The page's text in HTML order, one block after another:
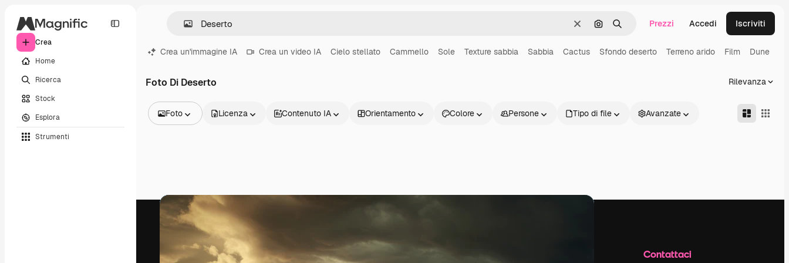
Crea
Home
Ricerca
Stock
Esplora
Strumenti
CancellaCerca per immagine
Ricerca Prezzi Accedi Iscriviti
Crea un'immagine IA Crea un video IA Cielo stellato Cammello Sole Texture sabbia Sabbia Cactus Sfondo deserto Terreno arido Film Dune
Foto Di Deserto Rilevanza
Foto
Video
Clip video
Motion graphic
Modelli di video
Modelli 3D
Font
Licenza Contenuto IA Orientamento Colore Persone Tipo di file Avanzate
Contattaci